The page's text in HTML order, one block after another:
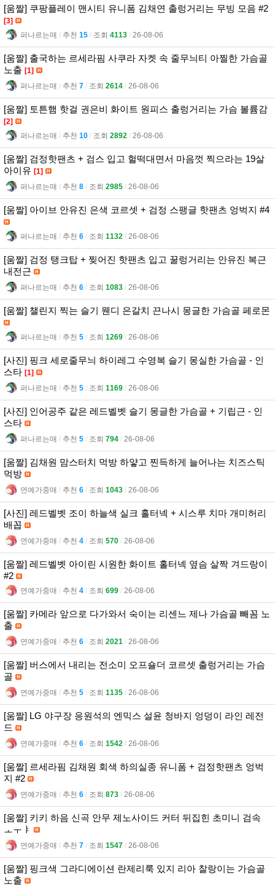
[움짤] 쿠팡플레이 맨시티 유니폼 김채연 출렁거리는 무빙 모음 #2
[3]
퍼나르는매 l 추천 15 l 조회 4113 l 26-08-06
[움짤] 출국하는 르세라핌 사쿠라 자켓 속 줄무늬티 아찔한 가슴골
노출 [1]
퍼나르는매 l 추천 7 l 조회 2614 l 26-08-06
[움짤] 토튼햄 핫걸 권은비 화이트 원피스 출렁거리는 가슴 볼륨감
[2]
퍼나르는매 l 추천 10 l 조회 2892 l 26-08-06
[움짤] 검정핫팬츠 + 검스 입고 헐떡대면서 마음껏 찍으라는 19살
아이유 [1]
퍼나르는매 l 추천 8 l 조회 2985 l 26-08-06
[움짤] 아이브 안유진 은색 코르셋 + 검정 스팽글 핫팬츠 엉벅지 #4
퍼나르는매 l 추천 6 l 조회 1132 l 26-08-06
[움짤] 검정 탱크탑 + 찢어진 핫팬츠 입고 꿀렁거리는 안유진 복근
내전근
퍼나르는매 l 추천 6 l 조회 1083 l 26-08-06
[움짤] 챌린지 찍는 슬기 웬디 은갈치 끈나시 몽글한 가슴골 페로몬
퍼나르는매 l 추천 5 l 조회 1269 l 26-08-06
[사진] 핑크 세로줄무늬 하이레그 수영복 슬기 몽실한 가슴골 - 인
스타 [1]
퍼나르는매 l 추천 5 l 조회 1169 l 26-08-06
[사진] 인어공주 같은 레드벨벳 슬기 몽글한 가슴골 + 기립근 - 인
스타
퍼나르는매 l 추천 5 l 조회 794 l 26-08-06
[움짤] 김채원 맘스터치 먹방 하얗고 찐득하게 늘어나는 치즈스틱
먹방
연예가중매 l 추천 6 l 조회 1043 l 26-08-06
[사진] 레드벨벳 조이 하늘색 실크 홀터넥 + 시스루 치마 개미허리
배꼽
연예가중매 l 추천 4 l 조회 570 l 26-08-06
[움짤] 레드벨벳 아이린 시원한 화이트 홀터넥 옆슴 살짝 겨드랑이
#2
연예가중매 l 추천 4 l 조회 699 l 26-08-06
[움짤] 카메라 앞으로 다가와서 숙이는 리센느 제나 가슴골 빼꼼 노
출
연예가중매 l 추천 6 l 조회 2021 l 26-08-06
[움짤] 버스에서 내리는 전소미 오프숄더 코르셋 출렁거리는 가슴
골
연예가중매 l 추천 5 l 조회 1135 l 26-08-06
[움짤] LG 야구장 응원석의 엔믹스 설윤 청바지 엉덩이 라인 레전
드
연예가중매 l 추천 6 l 조회 1542 l 26-08-06
[움짤] 르세라핌 김채원 회색 하의실종 유니폼 + 검정핫팬츠 엉벅
지 #2
연예가중매 l 추천 6 l 조회 873 l 26-08-06
[움짤] 키키 하음 신곡 안무 제노사이드 커터 뒤집힌 초미니 검속
ㅗㅜㅑ
연예가중매 l 추천 7 l 조회 1547 l 26-08-06
[움짤] 핑크색 그라디에이션 란제리룩 있지 리아 찰랑이는 가슴골
노출